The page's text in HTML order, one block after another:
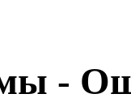
-